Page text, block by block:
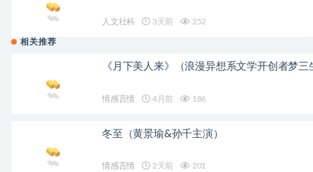
人文社科 3天前 252
相关推荐
《月下美人来》（浪漫异想系文学开创者梦
情感言情 4月前 186
冬至（黄景瑜&孙千主演）
情感言情 2天前 201